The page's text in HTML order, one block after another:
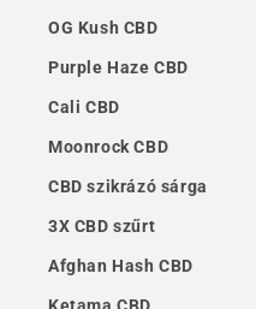
OG Kush CBD
Purple Haze CBD
Cali CBD
Moonrock CBD
CBD szikrázó sárga
3X CBD szűrt
Afghan Hash CBD